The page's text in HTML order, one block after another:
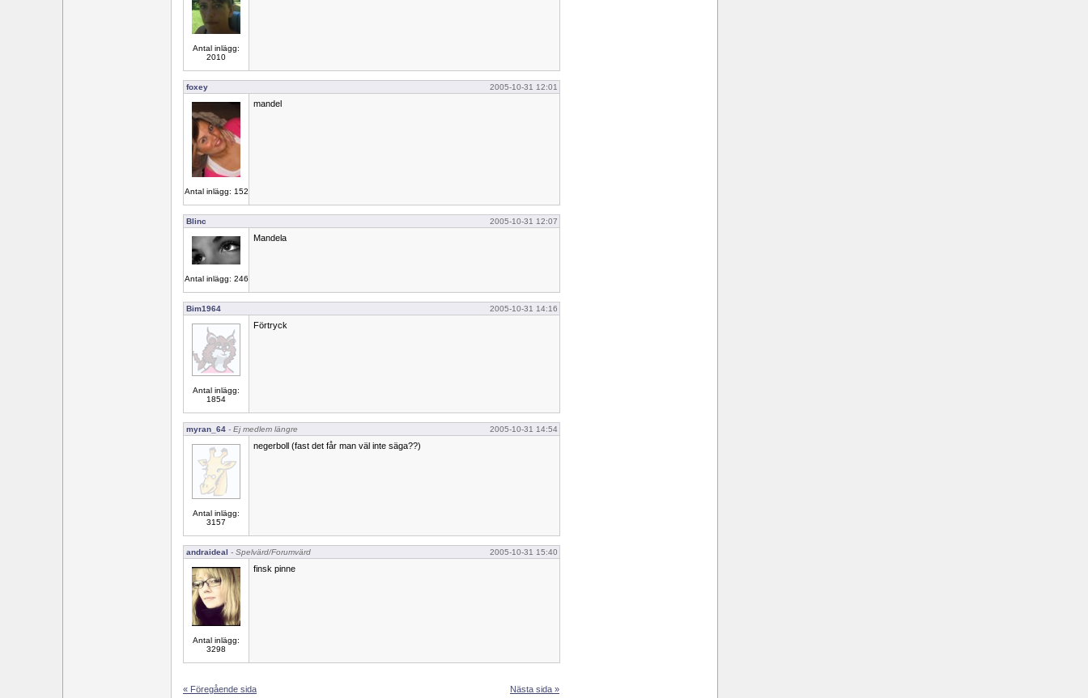
Antal inlägg:
2010
foxey 2005-10-31 12:01
Antal inlägg: 152
mandel
Blinc 2005-10-31 12:07
Antal inlägg: 246
Mandela
Bim1964 2005-10-31 14:16
Antal inlägg:
1854
Förtryck
myran_64 - Ej medlem längre 2005-10-31 14:54
Antal inlägg:
3157
negerboll (fast det får man väl inte säga??)
andraideal - Spelvärd/Forumvärd 2005-10-31 15:40
Antal inlägg:
3298
finsk pinne
« Föregående sida Nästa sida »